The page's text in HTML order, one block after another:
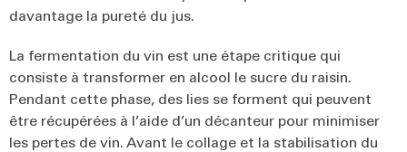
davantage la pureté du jus.
La fermentation du vin est une étape critique qui
consiste à transformer en alcool le sucre du raisin.
Pendant cette phase, des lies se forment qui peuvent
être récupérées à l’aide d’un décanteur pour minimiser
les pertes de vin. Avant le collage et la stabilisation du